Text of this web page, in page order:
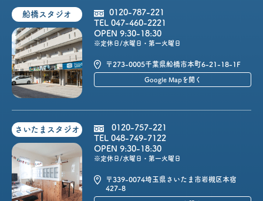
船橋スタジオ
0120-787-221
TEL 047-460-2221
OPEN 9:30-18:30
※定休日/水曜日・第一火曜日
〒273-0005千葉県船橋市本町6-21-18-1F
Google Mapを開く
さいたまスタジオ
0120-757-221
TEL 048-749-7122
OPEN 9:30-18:30
※定休日/水曜日・第一火曜日
〒339-0074埼玉県さいたま市岩槻区本宿
427-8